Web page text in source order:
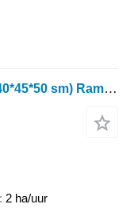
Agro-Masz Pluh oborotnyi 4+1 (35*40*45*50 sm) Rama 140kh140 Harantiia 3 ROKY
2 ha/uur